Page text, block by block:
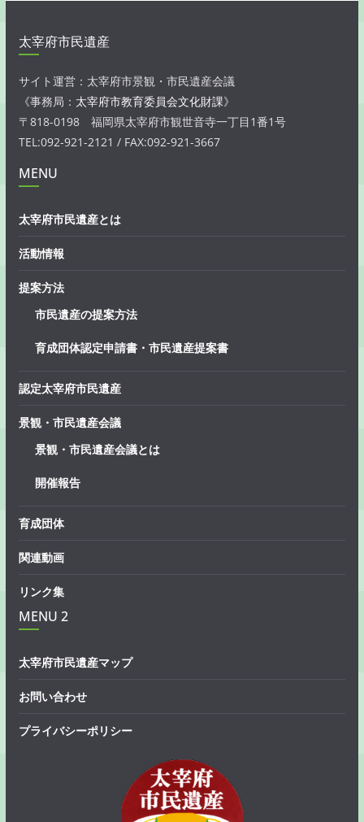
太宰府市民遺産
サイト運営：太宰府市景観・市民遺産会議
《事務局： 太宰府市教育委員会文化財課》
〒818-0198 福岡県太宰府市観世音寺一丁目1番1号
TEL:092-921-2121 / FAX:092-921-3667
MENU
太宰府市民遺産とは
活動情報
提案方法
市民遺産の提案方法
育成団体認定申請書・市民遺産提案書
認定太宰府市民遺産
景観・市民遺産会議
景観・市民遺産会議とは
開催報告
育成団体
関連動画
リンク集
MENU 2
太宰府市民遺産マップ
お問い合わせ
プライバシーポリシー